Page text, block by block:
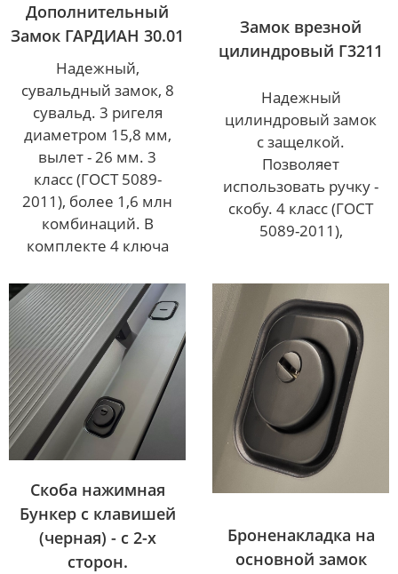
Дополнительный
Замок ГАРДИАН 30.01
Надежный,
сувальдный замок, 8
сувальд. 3 ригеля
диаметром 15,8 мм,
вылет - 26 мм. 3
класс (ГОСТ 5089-
2011), более 1,6 млн
комбинаций. В
комплекте 4 ключа
Замок врезной
цилиндровый Г3211
Надежный
цилиндровый замок
с защелкой.
Позволяет
использовать ручку -
скобу. 4 класс (ГОСТ
5089-2011),
Скоба нажимная
Бункер с клавишей
(черная) - с 2-х
сторон.
Броненакладка на
основной замок